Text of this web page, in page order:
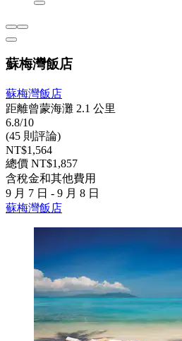
蘇梅灣飯店
蘇梅灣飯店
距離曾蒙海灘 2.1 公里
6.8/10
(45 則評論)
NT$1,564
總價 NT$1,857
含稅金和其他費用
9 月 7 日 - 9 月 8 日
蘇梅灣飯店